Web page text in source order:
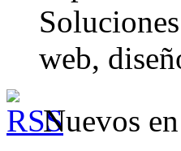
web,
Nuevos